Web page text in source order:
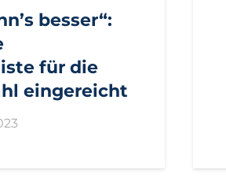
besser“:
für die
eingereicht